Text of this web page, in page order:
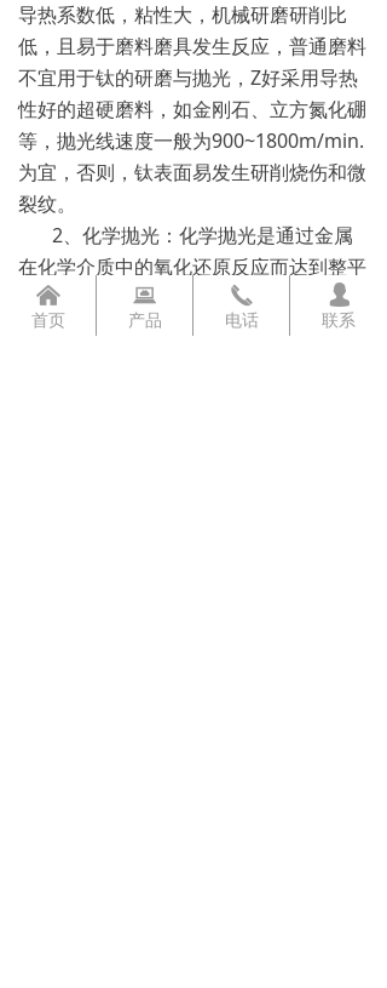
导热系数低，粘性大，机械研磨研削比
低，且易于磨料磨具发生反应，普通磨料
不宜用于钛的研磨与抛光，Z好采用导热
性好的超硬磨料，如金刚石、立方氮化硼
等，抛光线速度一般为900~1800m/min.
为宜，否则，钛表面易发生研削烧伤和微
裂纹。
2、化学抛光：化学抛光是通过金属
在化学介质中的氧化还原反应而达到整平
抛光的目的。其优点是化学抛光与金属的
硬度、抛光面积与结构形状无关，凡与抛
낀
首页
뀵
产品
끅
电话
넙
联系